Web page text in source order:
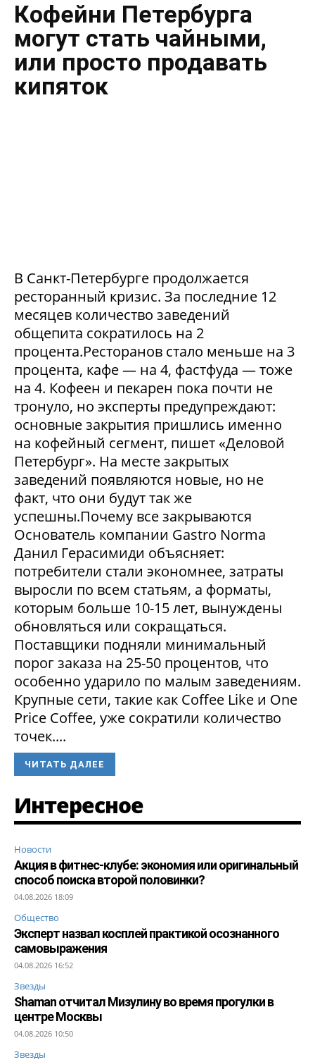
Кофейни Петербурга
могут стать чайными,
или просто продавать
кипяток
В Санкт-Петербурге продолжается
ресторанный кризис. За последние 12
месяцев количество заведений
общепита сократилось на 2
процента.Ресторанов стало меньше на 3
процента, кафе — на 4, фастфуда — тоже
на 4. Кофеен и пекарен пока почти не
тронуло, но эксперты предупреждают:
основные закрытия пришлись именно
на кофейный сегмент, пишет «Деловой
Петербург». На месте закрытых
заведений появляются новые, но не
факт, что они будут так же
успешны.Почему все закрываются
Основатель компании Gastro Norma
Данил Герасимиди объясняет:
потребители стали экономнее, затраты
выросли по всем статьям, а форматы,
которым больше 10-15 лет, вынуждены
обновляться или сокращаться.
Поставщики подняли минимальный
порог заказа на 25-50 процентов, что
особенно ударило по малым заведениям.
Крупные сети, такие как Coffee Like и One
Price Coffee, уже сократили количество
точек....
ЧИТАТЬ ДАЛЕЕ
Интересное
Новости
Акция в фитнес-клубе: экономия или оригинальный
способ поиска второй половинки?
04.08.2026 18:09
Общество
Эксперт назвал косплей практикой осознанного
самовыражения
04.08.2026 16:52
Звезды
Shaman отчитал Мизулину во время прогулки в
центре Москвы
04.08.2026 10:50
Звезды